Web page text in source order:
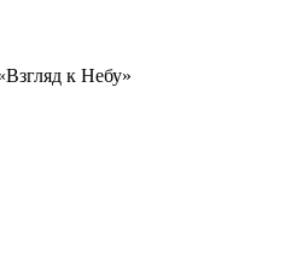
к Небу»